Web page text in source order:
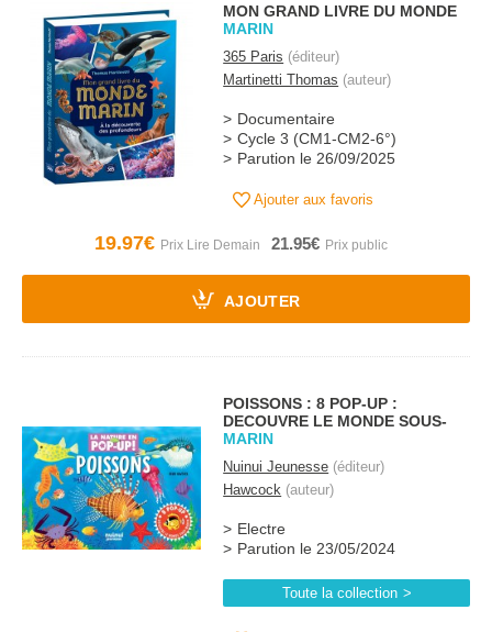
MON GRAND LIVRE DU MONDE
MARIN
365 Paris (éditeur)
Martinetti Thomas (auteur)
Documentaire
Cycle 3 (CM1-CM2-6°)
Parution le 26/09/2025
Ajouter aux favoris
19.97€ 21.95€
AJOUTER
POISSONS : 8 POP-UP :
DECOUVRE LE MONDE SOUS-
MARIN
Nuinui Jeunesse (éditeur)
Hawcock (auteur)
Electre
Parution le 23/05/2024
Toute la collection